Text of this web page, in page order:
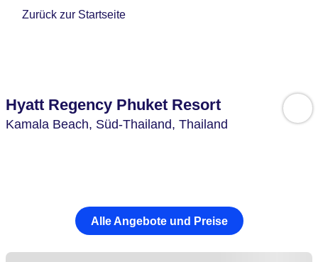
Zurück zur Startseite
Hyatt Regency Phuket Resort
Kamala Beach, Süd-Thailand, Thailand
Alle Angebote und Preise